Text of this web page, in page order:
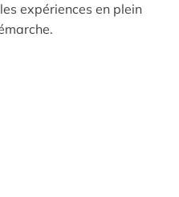
expériences en plein